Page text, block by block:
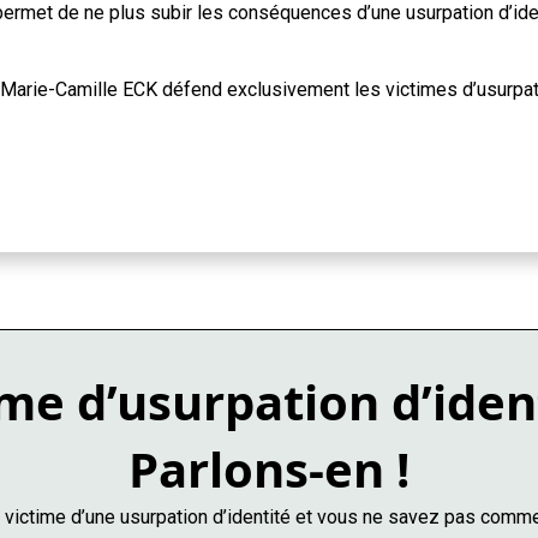
de ne plus subir les conséquences d’une usurpation
Camille ECK défend exclusivement les victimes
d’usurpation
Parlons-en !
d’une usurpation d’identité et vous ne savez pas